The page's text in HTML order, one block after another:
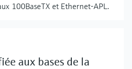
100BaseTX et Ethernet-APL.
aux bases de la